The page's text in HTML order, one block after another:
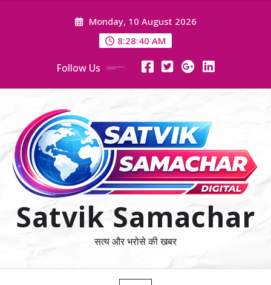
Monday, 10 August 2026
8:28:41 AM
Follow Us
Satvik Samachar
सत्य और भरोसे की खबर